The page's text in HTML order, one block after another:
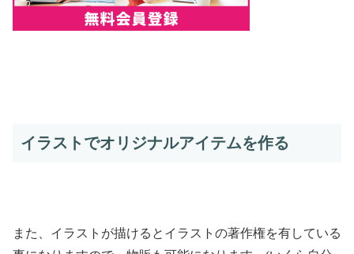
イラストでオリジナルアイテムを作る
また、イラストが描けるとイラストの著作権を有している